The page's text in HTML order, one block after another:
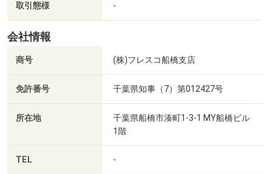
すぎおかクリニックまで780m 徒歩10分
取引態様 -
会社情報
商号 (株)フレスコ船橋支店
免許番号 千葉県知事（7）第012427号
所在地
千葉県船橋市湊町1-3-1 MY船橋ビル
1階
TEL -